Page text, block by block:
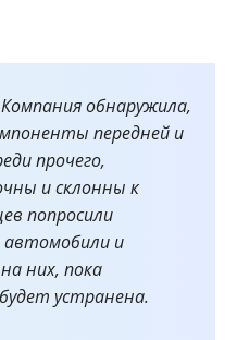
обнаружила,
передней и
прочего,
и склонны к
попросили
и
них, пока
устранена.